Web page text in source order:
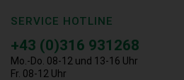
SERVICE HOTLINE
+43 (0)316 931268
Mo.-Do. 08-12 und 13-16 Uhr
Fr. 08-12 Uhr